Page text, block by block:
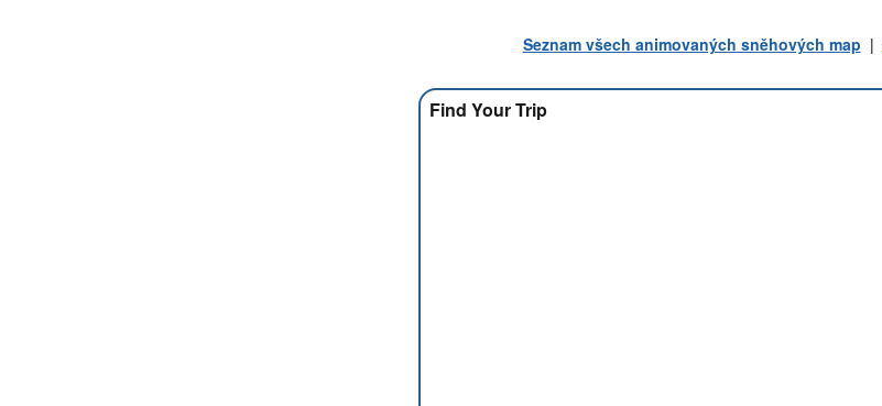
Seznam všech animovaných sněhových map |
Find Your Trip